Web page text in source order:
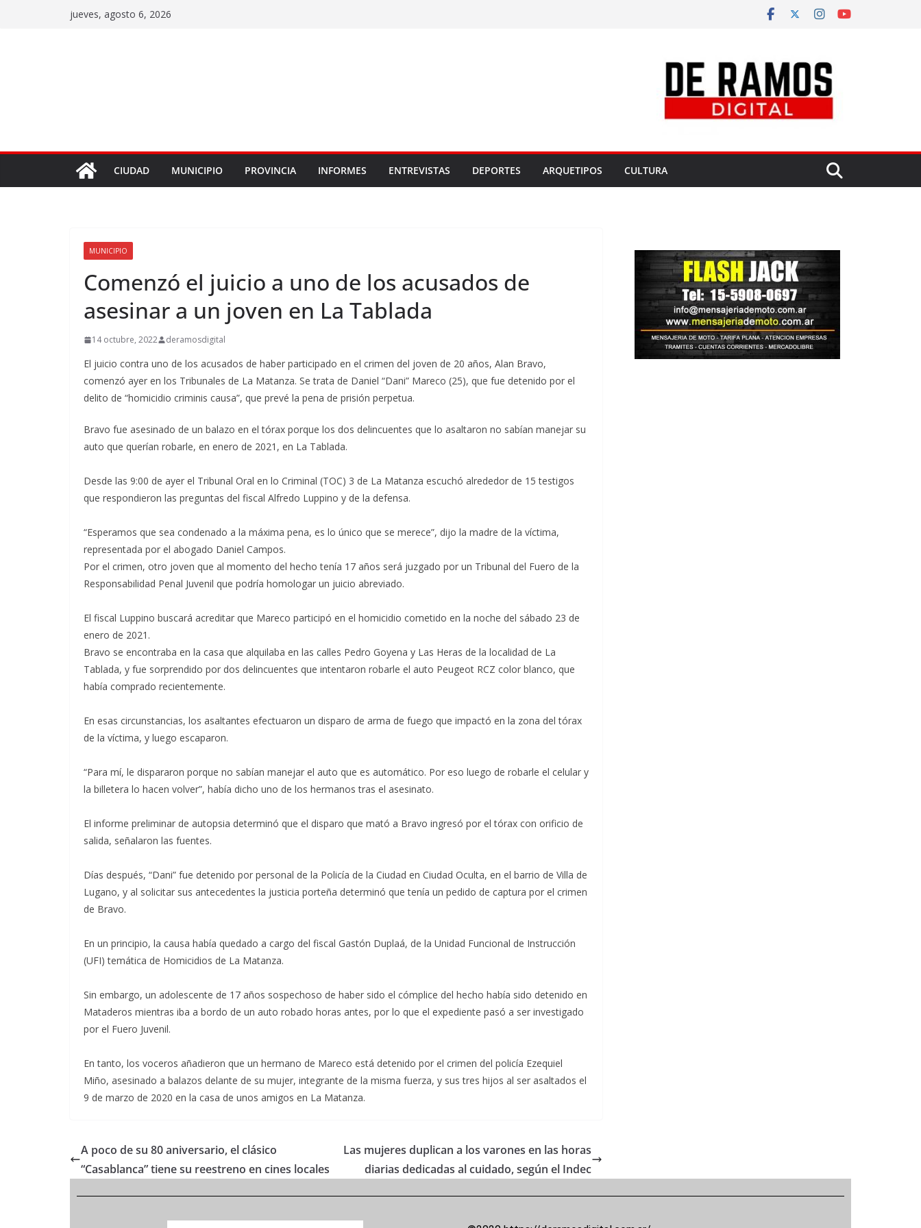
jueves, agosto 6, 2026
CIUDAD MUNICIPIO PROVINCIA INFORMES ENTREVISTAS DEPORTES ARQUETIPOS CULTURA
MUNICIPIO
Comenzó el juicio a uno de los acusados de
asesinar a un joven en La Tablada
14 octubre, 2022 deramosdigital
El juicio contra uno de los acusados de haber participado en el crimen del joven de 20 años, Alan Bravo,
comenzó ayer en los Tribunales de La Matanza. Se trata de Daniel “Dani” Mareco (25), que fue detenido por el
delito de “homicidio criminis causa”, que prevé la pena de prisión perpetua.
Bravo fue asesinado de un balazo en el tórax porque los dos delincuentes que lo asaltaron no sabían manejar su
auto que querían robarle, en enero de 2021, en La Tablada.
Desde las 9:00 de ayer el Tribunal Oral en lo Criminal (TOC) 3 de La Matanza escuchó alrededor de 15 testigos
que respondieron las preguntas del fiscal Alfredo Luppino y de la defensa.
“Esperamos que sea condenado a la máxima pena, es lo único que se merece”, dijo la madre de la víctima,
representada por el abogado Daniel Campos.
Por el crimen, otro joven que al momento del hecho tenía 17 años será juzgado por un Tribunal del Fuero de la
Responsabilidad Penal Juvenil que podría homologar un juicio abreviado.
El fiscal Luppino buscará acreditar que Mareco participó en el homicidio cometido en la noche del sábado 23 de
enero de 2021.
Bravo se encontraba en la casa que alquilaba en las calles Pedro Goyena y Las Heras de la localidad de La
Tablada, y fue sorprendido por dos delincuentes que intentaron robarle el auto Peugeot RCZ color blanco, que
había comprado recientemente.
En esas circunstancias, los asaltantes efectuaron un disparo de arma de fuego que impactó en la zona del tórax
de la víctima, y luego escaparon.
“Para mí, le dispararon porque no sabían manejar el auto que es automático. Por eso luego de robarle el celular y
la billetera lo hacen volver”, había dicho uno de los hermanos tras el asesinato.
El informe preliminar de autopsia determinó que el disparo que mató a Bravo ingresó por el tórax con orificio de
salida, señalaron las fuentes.
Días después, “Dani” fue detenido por personal de la Policía de la Ciudad en Ciudad Oculta, en el barrio de Villa de
Lugano, y al solicitar sus antecedentes la justicia porteña determinó que tenía un pedido de captura por el crimen
de Bravo.
En un principio, la causa había quedado a cargo del fiscal Gastón Duplaá, de la Unidad Funcional de Instrucción
(UFI) temática de Homicidios de La Matanza.
Sin embargo, un adolescente de 17 años sospechoso de haber sido el cómplice del hecho había sido detenido en
Mataderos mientras iba a bordo de un auto robado horas antes, por lo que el expediente pasó a ser investigado
por el Fuero Juvenil.
En tanto, los voceros añadieron que un hermano de Mareco está detenido por el crimen del policía Ezequiel
Miño, asesinado a balazos delante de su mujer, integrante de la misma fuerza, y sus tres hijos al ser asaltados el
9 de marzo de 2020 en la casa de unos amigos en La Matanza.
A poco de su 80 aniversario, el clásico
“Casablanca” tiene su reestreno en cines locales
Las mujeres duplican a los varones en las horas
diarias dedicadas al cuidado, según el Indec